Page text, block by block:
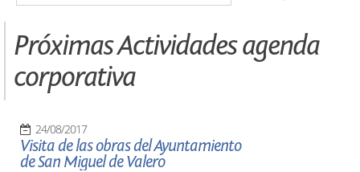
Próximas Actividades agenda
corporativa
24/08/2017
Visita de las obras del Ayuntamiento
de San Miguel de Valero